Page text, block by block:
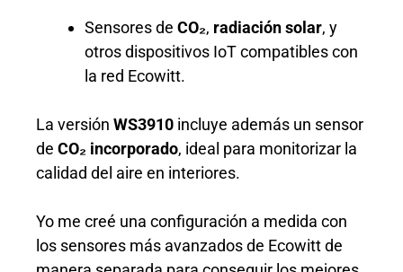
Sensores de CO₂, radiación solar, y
otros dispositivos IoT compatibles con
la red Ecowitt.
La versión WS3910 incluye además un sensor
de CO₂ incorporado, ideal para monitorizar la
calidad del aire en interiores.
Yo me creé una configuración a medida con
los sensores más avanzados de Ecowitt de